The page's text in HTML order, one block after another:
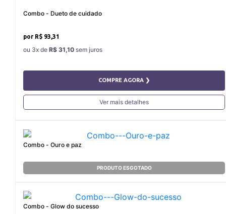
Combo - Dueto de cuidado
R$ 93,31
3x de R$ 31,10
COMPRE AGORA ❯
Ver mais detalhes
Combo - Ouro e paz
PRODUTO ESGOTADO
Combo - Glow do sucesso